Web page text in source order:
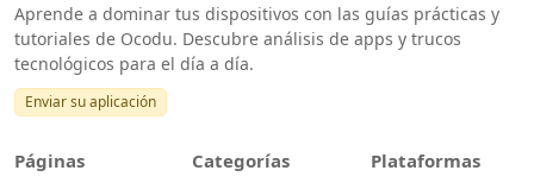
Aprende a dominar tus dispositivos con las guías prácticas y
tutoriales de Ocodu. Descubre análisis de apps y trucos
tecnológicos para el día a día.
Enviar su aplicación
Páginas Categorías Plataformas